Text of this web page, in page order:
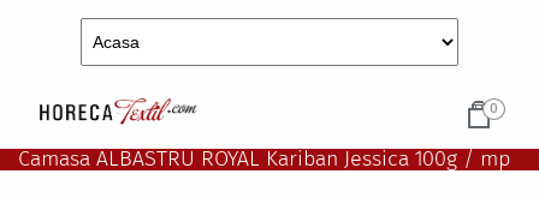
0
Camasa ALBASTRU ROYAL Kariban Jessica 100g / mp